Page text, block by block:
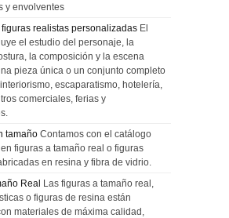
y envolventes
figuras realistas personalizadas El
el estudio del personaje, la
la composición y la escena
pieza única o un conjunto completo
escaparatismo, hotelería,
comerciales, ferias y
tamaño Contamos con el catálogo
figuras a tamaño real o figuras
en resina y fibra de vidrio.
Real Las figuras a tamaño real,
o figuras de resina están
materiales de máxima calidad,